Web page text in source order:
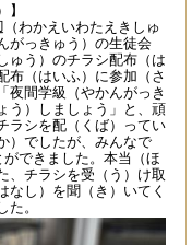
わかえいわたえきしゅ
がっきゅう）の生徒会
ゅう）のチラシ配布（は
布（はいふ）に参加（さ
夜間学級（やかんがっき
う）しましょう」と、頑
ラシを配（くば）ってい
）でしたが、みんなで
できました。本当（ほ
、チラシを受（う）け取
なし）を聞（き）いてく
。